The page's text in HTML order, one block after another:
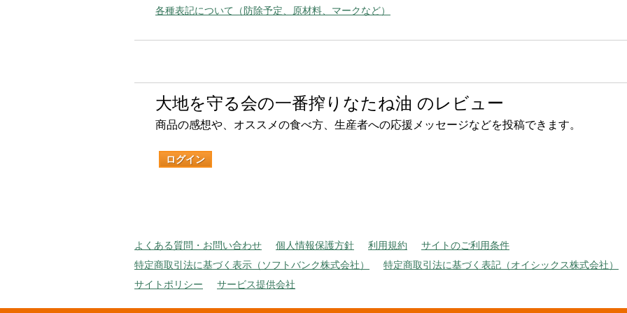
各種表記について（防除予定、原材料、マークなど）
大地を守る会の一番搾りなたね油 のレビュー
商品の感想や、オススメの食べ方、生産者への応援メッセージなどを投稿できます。
ログイン
よくある質問・お問い合わせ 個人情報保護方針 利用規約
サイトのご利用条件
特定商取引法に基づく表示（ソフトバンク株式会社）
特定商取引法に基づく表記（オイシックス株式会社）
サイトポリシー
サービス提供会社